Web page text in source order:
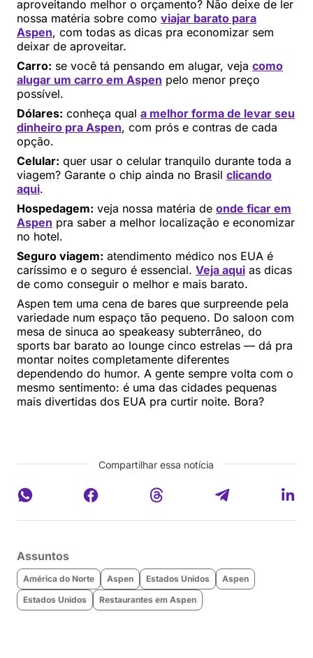
aproveitando melhor o orçamento? Não deixe de ler
nossa matéria sobre como viajar barato para
Aspen, com todas as dicas pra economizar sem
deixar de aproveitar.
Carro: se você tá pensando em alugar, veja como
alugar um carro em Aspen pelo menor preço
possível.
Dólares: conheça qual a melhor forma de levar seu
dinheiro pra Aspen, com prós e contras de cada
opção.
Celular: quer usar o celular tranquilo durante toda a
viagem? Garante o chip ainda no Brasil clicando
aqui.
Hospedagem: veja nossa matéria de onde ficar em
Aspen pra saber a melhor localização e economizar
no hotel.
Seguro viagem: atendimento médico nos EUA é
caríssimo e o seguro é essencial. Veja aqui as dicas
de como conseguir o melhor e mais barato.
Aspen tem uma cena de bares que surpreende pela
variedade num espaço tão pequeno. Do saloon com
mesa de sinuca ao speakeasy subterrâneo, do
sports bar barato ao lounge cinco estrelas — dá pra
montar noites completamente diferentes
dependendo do humor. A gente sempre volta com o
mesmo sentimento: é uma das cidades pequenas
mais divertidas dos EUA pra curtir noite. Bora?
Compartilhar essa notícia
Assuntos
América do Norte Aspen Estados Unidos
Aspen
Estados Unidos
Restaurantes em Aspen